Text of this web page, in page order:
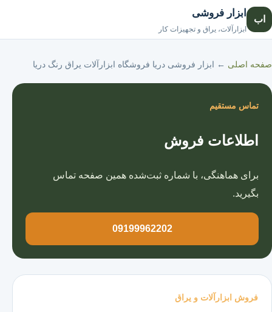
اب
ابزار فروشی
ابزارآلات، یراق و تجهیزات کار
صفحه اصلی ← ابزار فروشی دریا فروشگاه ابزارآلات یراق رنگ دریا
فروش ابزارآلات و یراق
تماس مستقیم
اطلاعات فروش
برای هماهنگی، با شماره ثبت‌شده همین صفحه تماس
بگیرید.
09199962202